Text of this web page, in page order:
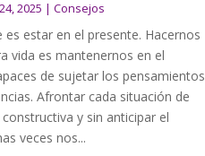
2025 | Consejos
es estar en el presente. Hacernos
vida es mantenernos en el
de sujetar los pensamientos
Afrontar cada situación de
y sin anticipar el
veces nos...